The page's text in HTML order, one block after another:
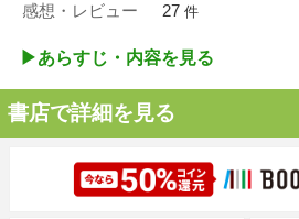
感想・レビュー 27 件
▶︎あらすじ・内容を見る
書店で詳細を見る